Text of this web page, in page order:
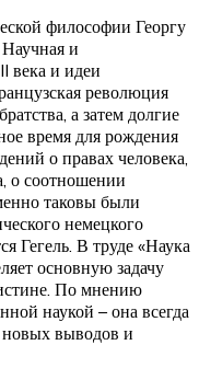
философии Георгу
и
века и идеи
революция
а затем долгие
время для рождения
о правах человека,
о соотношении
таковы были
немецкого
Гегель. В труде «Наука
основную задачу
По мнению
наукой – она всегда
новых выводов и